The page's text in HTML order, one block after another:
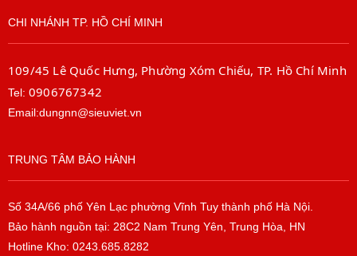
CHI NHÁNH TP. HỒ CHÍ MINH
109/45 Lê Quốc Hưng, Phường Xóm Chiếu, TP. Hồ Chí Minh
Tel: 0906767342
Email:dungnn@sieuviet.vn
TRUNG TÂM BẢO HÀNH
Số 34A/66 phố Yên Lạc phường Vĩnh Tuy thành phố Hà Nội.
Bảo hành nguồn tại: 28C2 Nam Trung Yên, Trung Hòa, HN
Hotline Kho: 0243.685.8282